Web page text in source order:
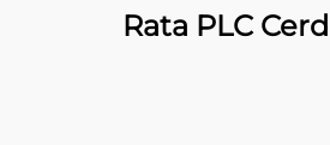
Rata PLC